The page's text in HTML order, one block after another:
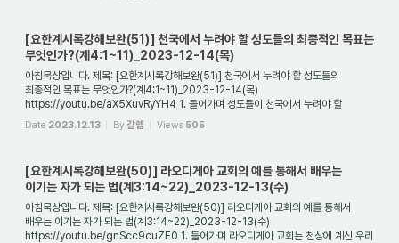
[요한계시록강해보완(51)] 천국에서 누려야 할 성도들의 최종적인 목표는
무엇인가?(계4:1~11)_2023-12-14(목)
아침묵상입니다. 제목: [요한계시록강해보완(51)] 천국에서 누려야 할 성도들의
최종적인 목표는 무엇인가?(계4:1~11)_2023-12-14(목)
https://youtu.be/aX5XuvRyYH4 1. 들어가며 성도들이 천국에서 누려야 할
최종적인 목표는 무엇인가? 우리는 교회에서 매우...
Date 2023.12.13 By갈렙 Views 505
[요한계시록강해보완(50)] 라오디게아 교회의 예를 통해서 배우는
이기는 자가 되는 법(계3:14~22)_2023-12-13(수)
아침묵상입니다. 제목: [요한계시록강해보완(50)] 라오디게아 교회의 예를 통해서
배우는 이기는 자가 되는 법(계3:14~22)_2023-12-13(수)
https://youtu.be/gnScc9cuZE0 1. 들어가며 라오디게아 교회는 천상에 계신 우리